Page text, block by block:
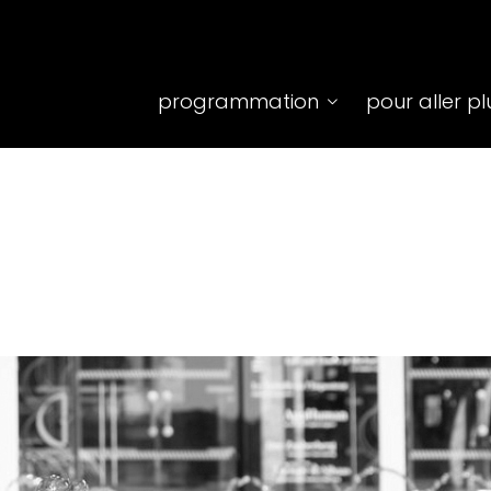
Top
menu
programmation pour aller